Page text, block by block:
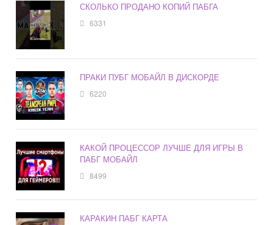
СКОЛЬКО ПРОДАНО КОПИЙ ПАБГА
6331
ПРАКИ ПУБГ МОБАЙЛ В ДИСКОРДЕ
6220
КАКОЙ ПРОЦЕССОР ЛУЧШЕ ДЛЯ ИГРЫ В
ПАБГ МОБАЙЛ
8499
КАРАКИН ПАБГ КАРТА